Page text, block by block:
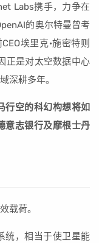
Labs携手，力争在
的奥尔特曼曾考
埃里克·施密特则
正是对太空数据中心
深耕多年。
行空的科幻构想将如
意志银行及摩根士丹
载荷。
统，相当于使卫星能